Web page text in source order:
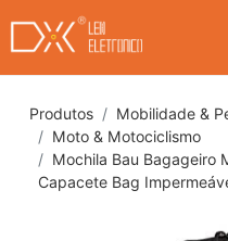
Produtos
Mobilidade &
Moto & Motociclismo
Mochila Bau Bagageiro
Capacete Bag